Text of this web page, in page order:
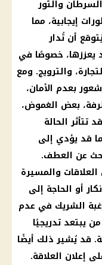
والثور
إيجابية، مما
أن تُدار
يعززها، خصوصًا في
والترويج. ومع
بعدم الأمان،
بعض الغموض،
تتأثر الحالة
قد يؤدي إلى
عن العطف.
والمسيرة
أو الحاجة إلى
الشريك في عدم
يبتعد تدريجيًا
قد يُشير ذلك أيضًا
إعلان العلاقة.